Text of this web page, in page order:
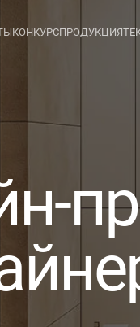
КОНКУРСПРОДУКЦИЯ